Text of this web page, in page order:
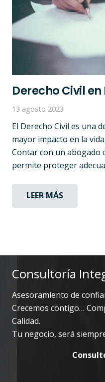
Derecho Civil
13 agosto 2023
El Derecho Civil es una
mayor impacto en la
Contar con un abogado
permite proteger
LEER MÁS
Consultoría
Asesoramiento de
Crecemos contigo…
Calidad.
Tu negocio, será